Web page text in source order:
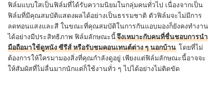
ฟิล์มแบบใสเป็นฟิล์มที่ได้รับความนิยมในกลุ่มคนทั่วไป เนื่องจากเป็น
ฟิล์มที่มีคุณสมบัติแสดงผลได้อย่างเป็นธรรมชาติ ตัวฟิล์มจะไม่มีการ
ลดทอนแสงและสี ในขณะที่คุณสมบัติในการกันแอบมองก็ยังคงทำงาน
ได้อย่างมีประสิทธิภาพ ฟิล์มลักษณะนี้จึงเหมาะกับคนที่ชื่นชอบการนำ
มือถือมาใช้ดูหนัง ซีรีส์ หรือรับชมคอนเทนต์ต่าง ๆ นอกบ้าน โดยที่ไม่
ต้องการให้ใครมามองสิ่งที่คุณกำลังดูอยู่ เพียงแต่ฟิล์มลักษณะนี้อาจจะ
ให้สัมผัสที่ไม่ลื่นมากนักแต่ก็ใช้งานทั่ว ๆ ไปได้อย่างไม่ติดขัด